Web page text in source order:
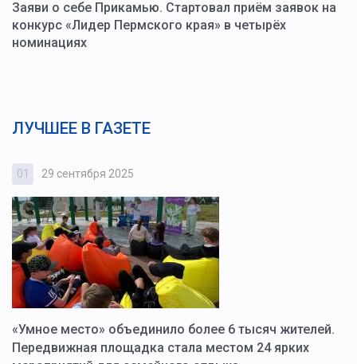
Заяви о себе Прикамью. Стартовал приём заявок на
конкурс «Лидер Пермского края» в четырёх
номинациях
ЛУЧШЕЕ В ГАЗЕТЕ
01 29 сентября 2025
«Умное место» объединило более 6 тысяч жителей.
Передвижная площадка стала местом 24 ярких